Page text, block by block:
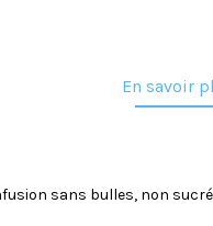
En savoir
sans bulles, non